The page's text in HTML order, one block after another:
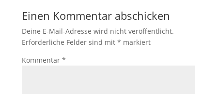
Einen Kommentar abschicken
Deine E-Mail-Adresse wird nicht veröffentlicht.
Erforderliche Felder sind mit * markiert
Kommentar *